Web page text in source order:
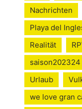
Nachrichten
Playa del
Realität
saison202324
Urlaub
we love gran